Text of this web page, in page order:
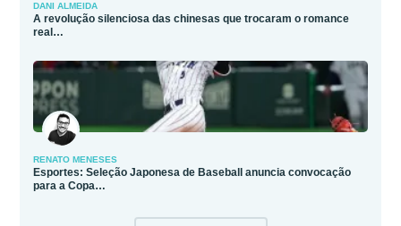
DANI ALMEIDA
A revolução silenciosa das chinesas que trocaram o romance
real…
RENATO MENESES
Esportes: Seleção Japonesa de Baseball anuncia convocação
para a Copa…